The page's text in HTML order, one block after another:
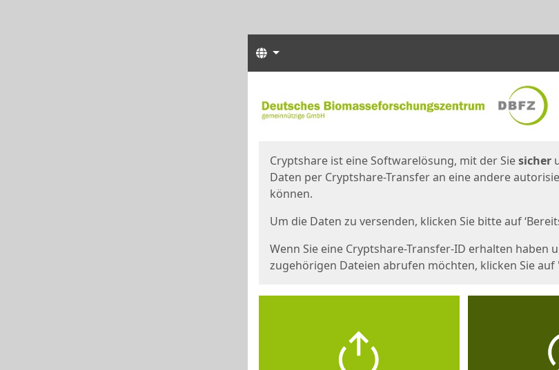
Sprachen
Cryptshare ist eine Softwarelösung, mit der Siesicher
Daten per Cryptshare-Transfer an eine andere
können.
Um die Daten zu versenden, klicken Sie bitte auf
Wenn Sie eine Cryptshare-Transfer-ID erhalten haben
zugehörigen Dateien abrufen möchten, klicken Sie auf